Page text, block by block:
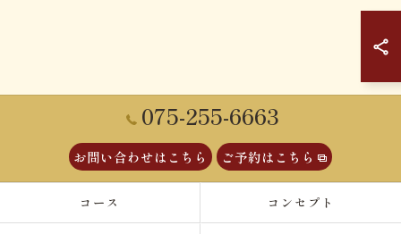
075-255-6663
お問い合わせはこちら ご予約はこちら
コース コンセプト